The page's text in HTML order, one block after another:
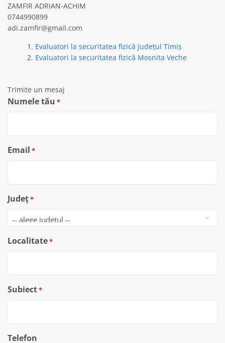
ZAMFIR ADRIAN-ACHIM
0744990899
adi.zamfir@gmail.com
Evaluatori la securitatea fizică Județul Timiș
Evaluatori la securitatea fizică Mosnita Veche
Trimite un mesaj
Numele tău *
Email *
Județ*
Localitate*
Subiect*
Telefon